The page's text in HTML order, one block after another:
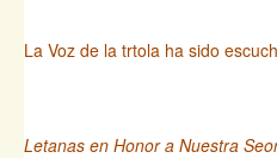
La Voz de la trtola ha sido
Letanas en Honor a Nuestra